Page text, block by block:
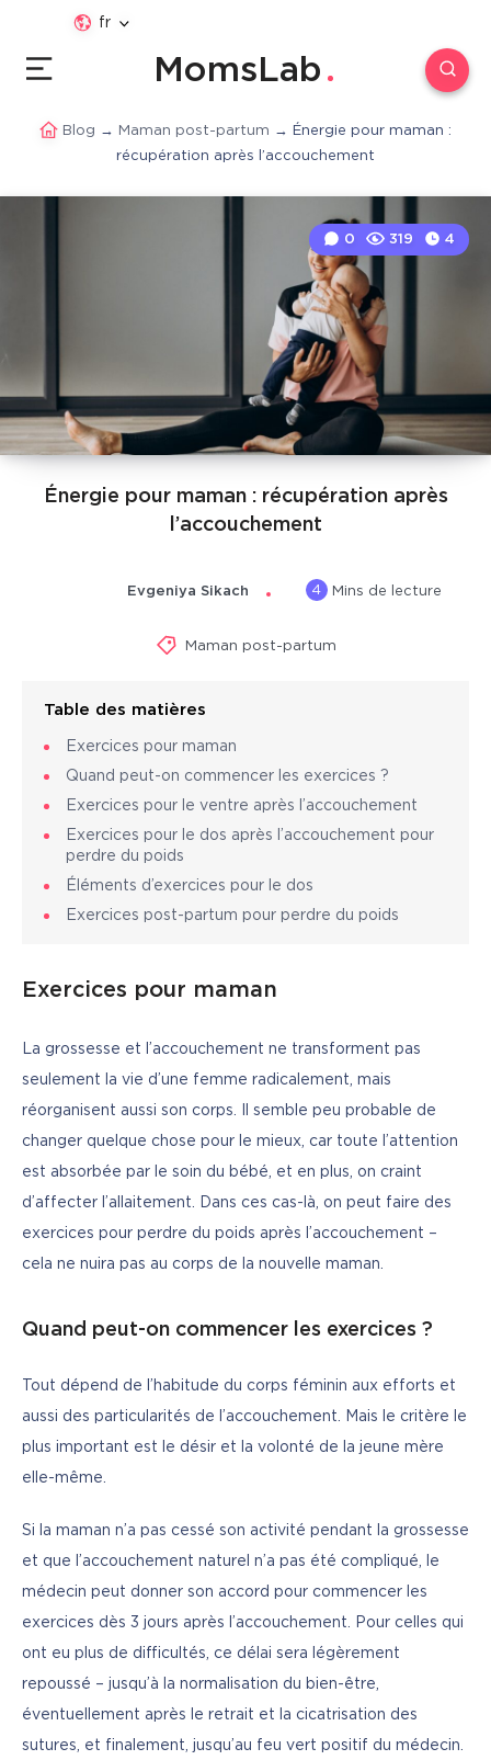
fr
MomsLab
Blog → Maman post-partum → Énergie pour maman :
récupération après l’accouchement
Énergie pour maman : récupération après
l’accouchement
0 319 4
Evgeniya Sikach 4 Mins de lecture
Maman post-partum
Table des matières
Exercices pour maman
Quand peut-on commencer les exercices ?
Exercices pour le ventre après l’accouchement
Exercices pour le dos après l’accouchement pour
perdre du poids
Éléments d’exercices pour le dos
Exercices post-partum pour perdre du poids
Exercices pour maman
La grossesse et l’accouchement ne transforment pas
seulement la vie d’une femme radicalement, mais
réorganisent aussi son corps. Il semble peu probable de
changer quelque chose pour le mieux, car toute l’attention
est absorbée par le soin du bébé, et en plus, on craint
d’affecter l’allaitement. Dans ces cas-là, on peut faire des
exercices pour perdre du poids après l’accouchement –
cela ne nuira pas au corps de la nouvelle maman.
Quand peut-on commencer les exercices ?
Tout dépend de l’habitude du corps féminin aux efforts et
aussi des particularités de l’accouchement. Mais le critère le
plus important est le désir et la volonté de la jeune mère
elle-même.
Si la maman n’a pas cessé son activité pendant la grossesse
et que l’accouchement naturel n’a pas été compliqué, le
médecin peut donner son accord pour commencer les
exercices dès 3 jours après l’accouchement. Pour celles qui
ont eu plus de difficultés, ce délai sera légèrement
repoussé – jusqu’à la normalisation du bien-être,
éventuellement après le retrait et la cicatrisation des
sutures, et finalement, jusqu’au feu vert positif du médecin.